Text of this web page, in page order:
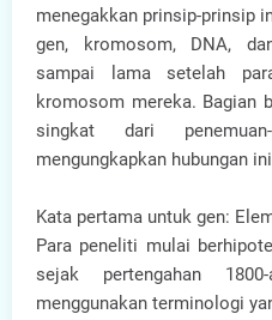
menegakkan prinsip-prinsip
gen, kromosom, DNA,
sampai lama setelah
kromosom mereka. Bagian
singkat dari
mengungkapkan hubungan
Kata pertama untuk gen:
Para peneliti mulai
sejak pertengahan
menggunakan terminologi